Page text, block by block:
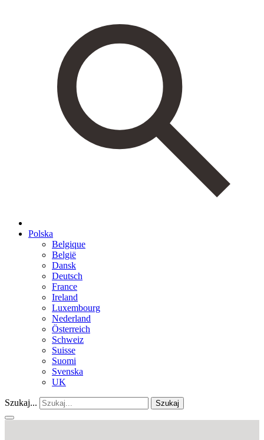
Polska
Belgique
België
Dansk
Deutsch
France
Ireland
Luxembourg
Nederland
Österreich
Schweiz
Suisse
Suomi
Svenska
UK
Szukaj... Szukaj